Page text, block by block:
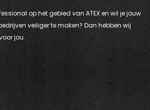
op het gebied van ATEX en wil je jouw
veiliger te maken? Dan hebben wij
jou.